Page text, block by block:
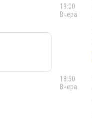
19:00
Вчера
18:50
Вчера